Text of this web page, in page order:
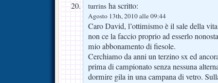
turrins ha scritto:
Agosto 13th, 2010 alle 09:44
Caro David, l’ottimismo è il sale della
non ce la faccio proprio ad esserlo
mio abbonamento di fiesole.
Cerchiamo da anni un terzino sx ed
prima di campionato senza nessuna
dormire gila in una campana di vetro.